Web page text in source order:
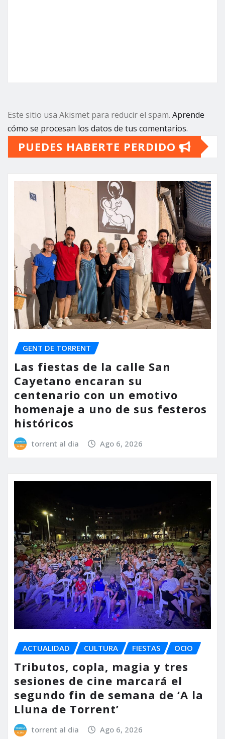
Este sitio usa Akismet para reducir el spam. Aprende
cómo se procesan los datos de tus comentarios.
PUEDES HABERTE PERDIDO
GENT DE TORRENT
Las fiestas de la calle San
Cayetano encaran su
centenario con un emotivo
homenaje a uno de sus festeros
históricos
torrent al dia Ago 6, 2026
ACTUALIDAD CULTURA FIESTAS OCIO
Tributos, copla, magia y tres
sesiones de cine marcará el
segundo fin de semana de ‘A la
Lluna de Torrent’
torrent al dia Ago 6, 2026